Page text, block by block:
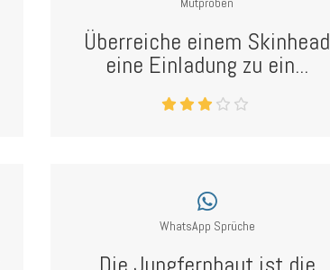
Überreiche einem Skinhead
eine Einladung zu ein...
WhatsApp Sprüche